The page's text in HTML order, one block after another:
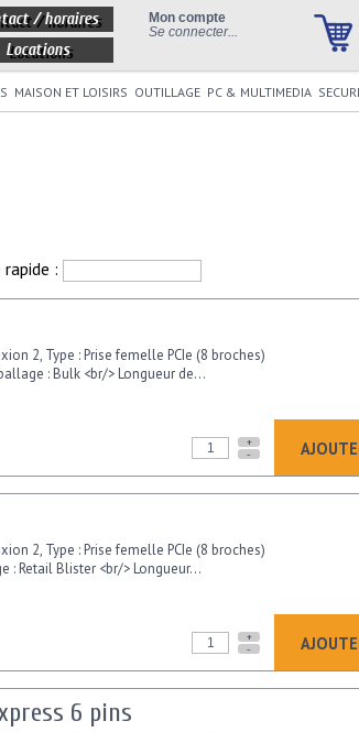
Mon compte
Se connecter...
/ horaires
Locations
MAISON ET LOISIRS OUTILLAGE PC & MULTIMEDIA
rapide :
2, Type : Prise femelle PCIe (8 broches)
: Bulk <br/> Longueur de...
+
-
2, Type : Prise femelle PCIe (8 broches)
: Retail Blister <br/> Longueur...
+
-
6 pins